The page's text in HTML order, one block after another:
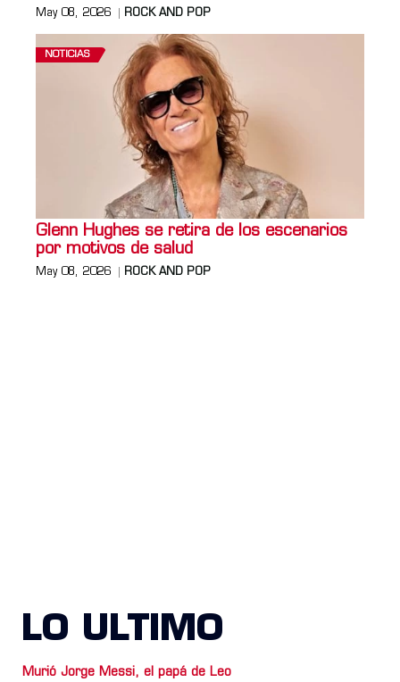
May 08, 2026 ROCK AND POP
NOTICIAS
Glenn Hughes se retira de los escenarios
por motivos de salud
May 08, 2026 ROCK AND POP
LO ULTIMO
Murió Jorge Messi, el papá de Leo